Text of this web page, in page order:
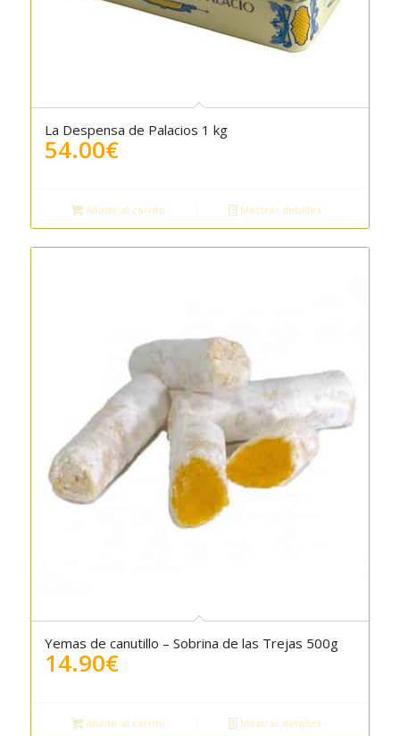
5.00
La Despensa de Palacios 1 kg
54.00€
Añadir al carrito Mostrar detalles
Yemas de canutillo – Sobrina de las Trejas 500g
14.90€
Añadir al carrito Mostrar detalles